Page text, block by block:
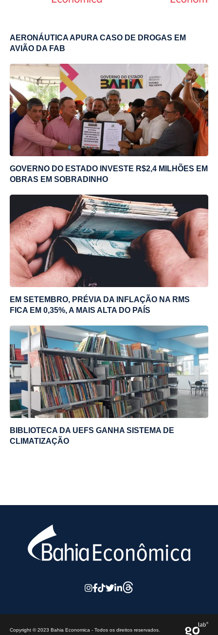
AERONÁUTICA APURA CASO DE DROGAS EM
AVIÃO DA FAB
GOVERNO DO ESTADO INVESTE R$2,4 MILHÕES EM
OBRAS EM SOBRADINHO
EM SETEMBRO, PRÉVIA DA INFLAÇÃO NA RMS
FICA EM 0,35%, A MAIS ALTA DO PAÍS
BIBLIOTECA DA UEFS GANHA SISTEMA DE
CLIMATIZAÇÃO
Copyright © 2023 Bahia Economica - Todos os direitos reservados.